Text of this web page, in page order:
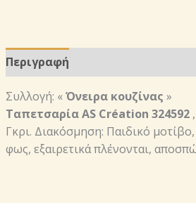
Περιγραφή
Συλλογή: «Όνειρα κουζίνας »
Ταπετσαρία AS Création 324592
Γκρι. Διακόσμηση: Παιδικό
φως, εξαιρετικά πλένονται,